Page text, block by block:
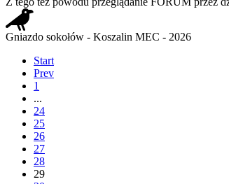
Gniazdo sokołów - Koszalin MEC - 2026
Start
Prev
1
...
24
25
26
27
28
29